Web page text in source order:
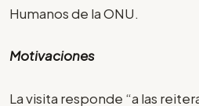
Humanos de la ONU.
Motivaciones
La visita responde “a las